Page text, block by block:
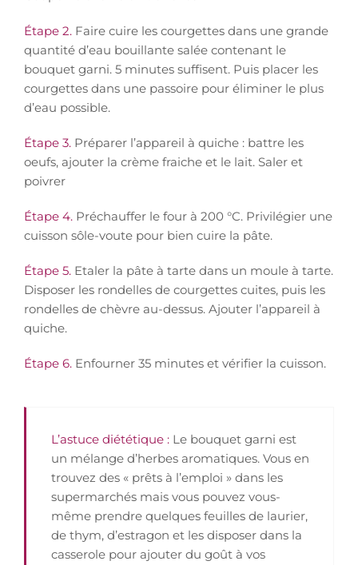
Étape 2. Faire cuire les courgettes dans une grande
quantité d’eau bouillante salée contenant le
bouquet garni. 5 minutes suffisent. Puis placer les
courgettes dans une passoire pour éliminer le plus
d’eau possible.
Étape 3. Préparer l’appareil à quiche : battre les
oeufs, ajouter la crème fraiche et le lait. Saler et
poivrer
Étape 4. Préchauffer le four à 200 °C. Privilégier une
cuisson sôle-voute pour bien cuire la pâte.
Étape 5. Etaler la pâte à tarte dans un moule à tarte.
Disposer les rondelles de courgettes cuites, puis les
rondelles de chèvre au-dessus. Ajouter l’appareil à
quiche.
Étape 6. Enfourner 35 minutes et vérifier la cuisson.
L’astuce diététique : Le bouquet garni est
un mélange d’herbes aromatiques. Vous en
trouvez des « prêts à l’emploi » dans les
supermarchés mais vous pouvez vous-
même prendre quelques feuilles de laurier,
de thym, d’estragon et les disposer dans la
casserole pour ajouter du goût à vos